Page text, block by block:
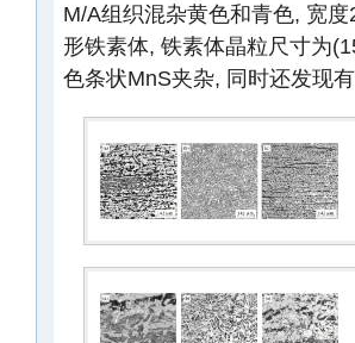
M/A组织混杂黄色和青色, 宽
形铁素体, 铁素体晶粒尺寸为
色条状MnS夹杂, 同时还发现